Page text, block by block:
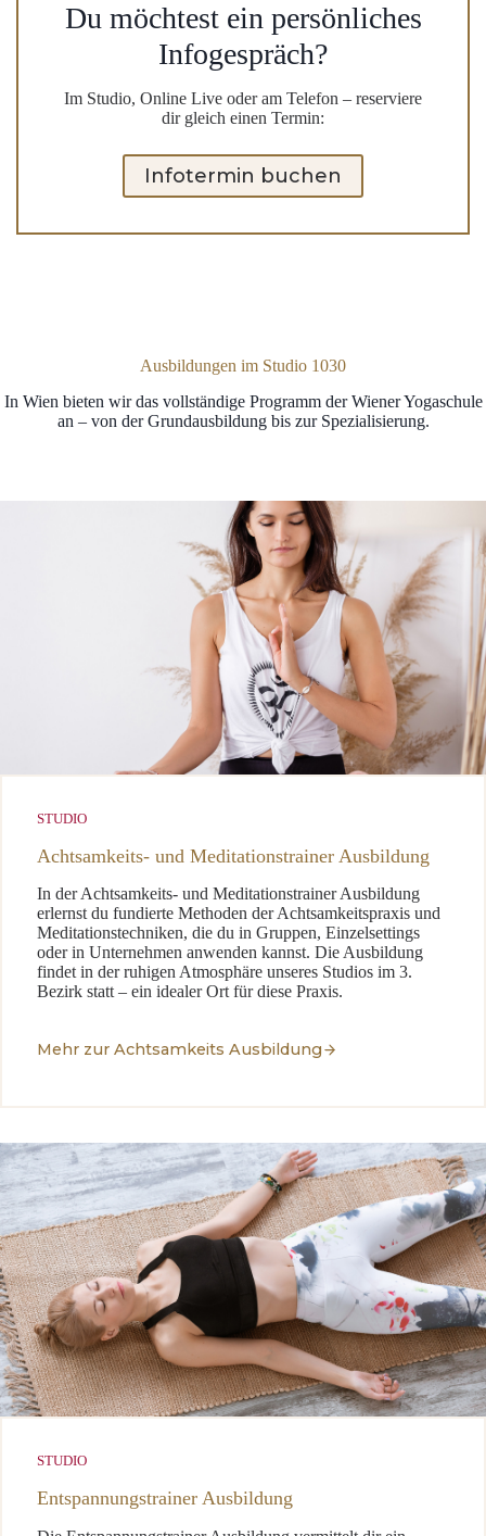
Du möchtest ein persönliches
Infogespräch?
Im Studio, Online Live oder am Telefon – reserviere
dir gleich einen Termin:
Infotermin buchen
Ausbildungen im Studio 1030
In Wien bieten wir das vollständige Programm der Wiener Yogaschule
an – von der Grundausbildung bis zur Spezialisierung.
STUDIO
Achtsamkeits- und Meditationstrainer Ausbildung
In der Achtsamkeits- und Meditationstrainer Ausbildung
erlernst du fundierte Methoden der Achtsamkeitspraxis und
Meditationstechniken, die du in Gruppen, Einzelsettings
oder in Unternehmen anwenden kannst. Die Ausbildung
findet in der ruhigen Atmosphäre unseres Studios im 3.
Bezirk statt – ein idealer Ort für diese Praxis.
Mehr zur Achtsamkeits Ausbildung
STUDIO
Entspannungstrainer Ausbildung